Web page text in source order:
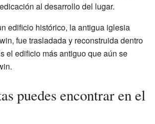
al desarrollo del lugar.
edificio histórico, la antigua iglesia
fue trasladada y reconstruida dentro
el edificio más antiguo que aún se
puedes encontrar en el